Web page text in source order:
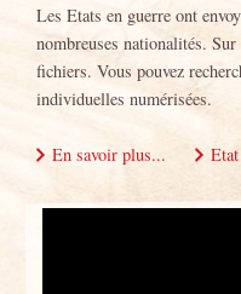
Les Etats en guerre ont
nombreuses nationalités.
fichiers. Vous pouvez
individuelles numérisées.
En savoir plus...